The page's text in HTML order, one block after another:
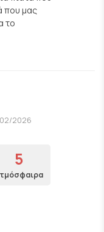
που μας
το
2026
5